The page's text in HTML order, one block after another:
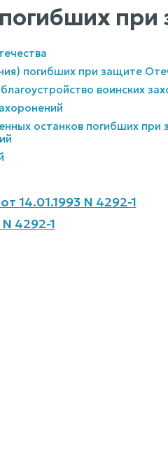
при
погибших при защите
воинских
останков погибших
14.01.1993 N 4292-1
4292-1